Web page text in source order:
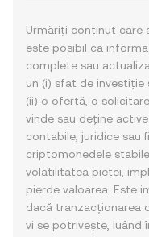
Urmăriți conținut care
este posibil ca
complete sau
un (i) sfat de investiție
(ii) o ofertă, o
vinde sau deține
contabile, juridice sau
criptomonedele
volatilitatea pieței,
pierde valoarea. Este
dacă tranzacționarea
vi se potrivește, luând